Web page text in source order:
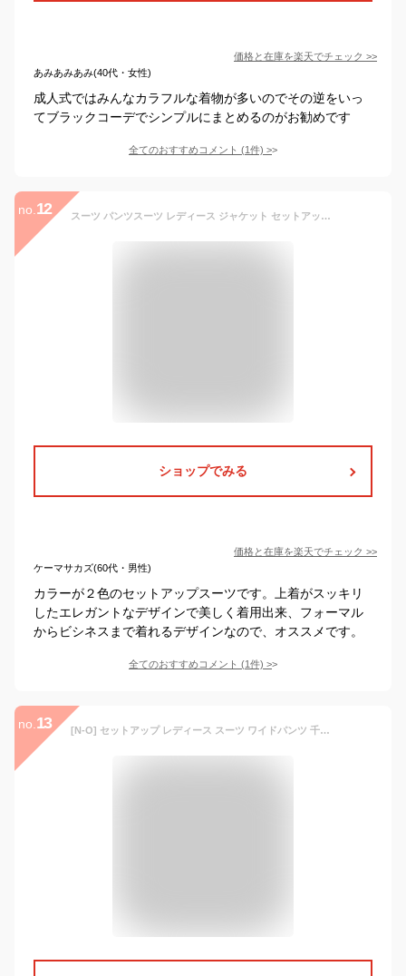
価格と在庫を楽天でチェック >>
あみあみあみ(40代・女性)
成人式ではみんなカラフルな着物が多いのでその逆をいっ
てブラックコーデでシンプルにまとめるのがお勧めです
全てのおすすめコメント (1件) >
no. 12 スーツ パンツスーツ レディース ジャケット セットアップ 2点セット 単品 ビジネススーツ オフィス セレモニースーツ 事務服 制服 通勤 オフィス フォーマル スーツ 大人 上品 エレガント 大きいサイズ OL 企業
ショップでみる
価格と在庫を楽天でチェック >>
ケーマサカズ(60代・男性)
カラーが２色のセットアップスーツです。上着がスッキリ
したエレガントなデザインで美しく着用出来、フォーマル
からビシネスまで着れるデザインなので、オススメです。
全てのおすすめコメント (1件) >
no. 13 [N-O] セットアップ レディース スーツ ワイドパンツ 千鳥格子 ハイウエスト 九分丈 ジャケット ノーカラー 長袖 大きいサイズ 着痩せ 結婚式 卒業式通勤 フォーマル 秋 冬 ２点セット (チェック柄, S)